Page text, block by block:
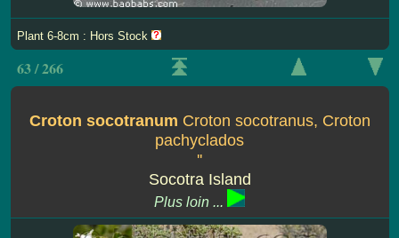
Plant 6-8cm : Hors Stock
63 / 266
Croton socotranum Croton socotranus, Croton
pachyclados
''
Socotra Island
Plus loin ...